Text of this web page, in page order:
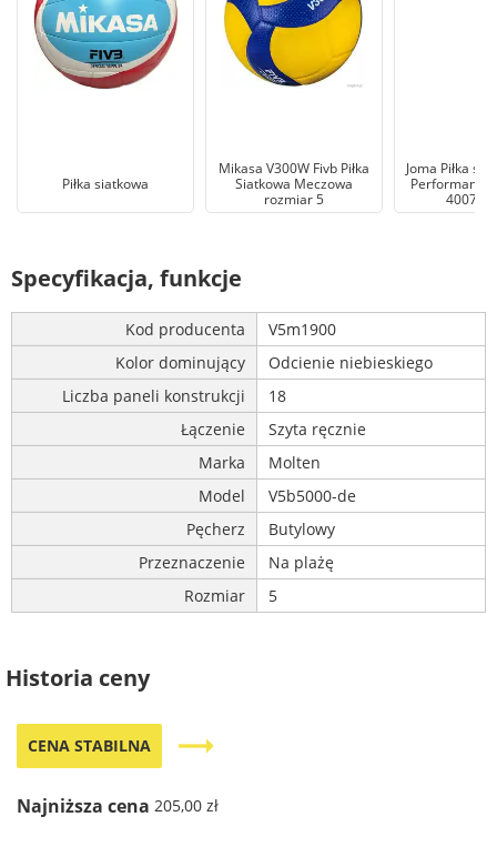
Piłka siatkowa
Mikasa V300W Fivb Piłka
Siatkowa Meczowa
rozmiar 5
Joma Piłka
Performance
Specyfikacja, funkcje
Kod producenta
V5m1900
Kolor dominujący
Odcienie niebieskiego
Liczba paneli konstrukcji
18
Łączenie
Szyta ręcznie
Marka
Molten
Model
V5b5000-de
Pęcherz
Butylowy
Przeznaczenie
Na plażę
Rozmiar
5
Historia ceny
CENA STABILNA trending_flat
Najniższa cena 205,00 zł